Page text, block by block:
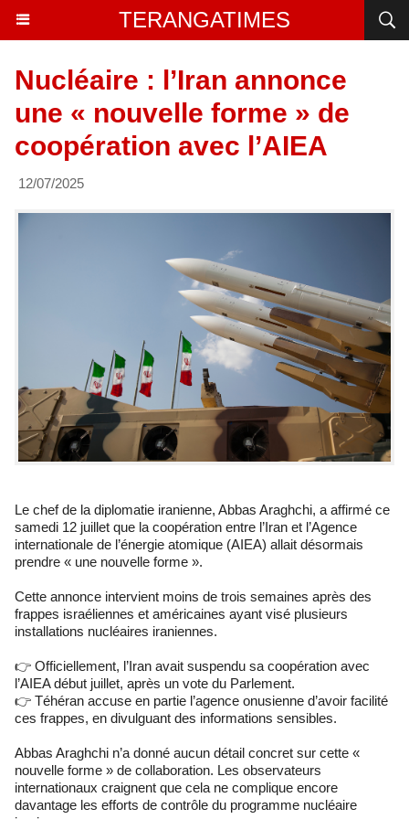
TERANGATIMES
Nucléaire : l’Iran annonce
une « nouvelle forme » de
coopération avec l’AIEA
12/07/2025
Le chef de la diplomatie iranienne, Abbas Araghchi, a affirmé ce
samedi 12 juillet que la coopération entre l’Iran et l’Agence
internationale de l’énergie atomique (AIEA) allait désormais
prendre « une nouvelle forme ».
Cette annonce intervient moins de trois semaines après des
frappes israéliennes et américaines ayant visé plusieurs
installations nucléaires iraniennes.
👉 Officiellement, l’Iran avait suspendu sa coopération avec
l’AIEA début juillet, après un vote du Parlement.
👉 Téhéran accuse en partie l’agence onusienne d’avoir facilité
ces frappes, en divulguant des informations sensibles.
Abbas Araghchi n’a donné aucun détail concret sur cette «
nouvelle forme » de collaboration. Les observateurs
internationaux craignent que cela ne complique encore
davantage les efforts de contrôle du programme nucléaire